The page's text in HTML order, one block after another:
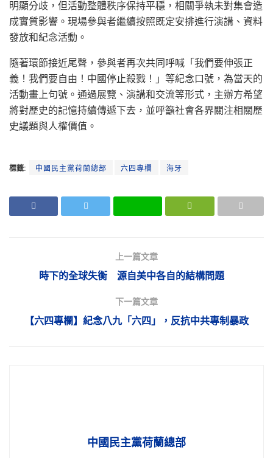
明顯分歧，但活動整體秩序保持平穩，相關爭執未對集會造
成實質影響。現場參與者繼續按照既定安排進行演講、資料
發放和紀念活動。
隨著環節接近尾聲，參與者再次共同呼喊「我們要伸張正
義！我們要自由！中國停止殺戮！」等紀念口號，為當天的
活動畫上句號。通過展覽、演講和交流等形式，主辦方希望
將對歷史的記憶持續傳遞下去，並呼籲社會各界關注相關歷
史議題與人權價值。
標籤: 中國民主黨荷蘭總部 六四專欄 海牙
上一篇文章
時下的全球失衡 源自美中各自的結構問題
下一篇文章
【六四專欄】紀念八九「六四」，反抗中共專制暴政
中國民主黨荷蘭總部